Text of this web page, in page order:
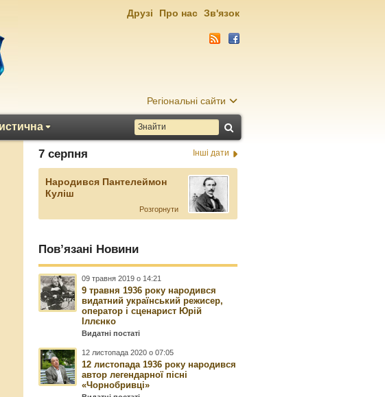
Регіональні сайти
Друзі Про нас Зв'язок
7 серпня Інші дати
Народився Пантелеймон
Куліш
Розгорнути
Пов’язані Новини
09 травня 2019 о 14:21
9 травня 1936 року народився
видатний український режисер,
оператор і сценарист Юрій
Іллєнко
Видатні постаті
12 листопада 2020 о 07:05
12 листопада 1936 року народився
автор легендарної пісні
«Чорнобривці»